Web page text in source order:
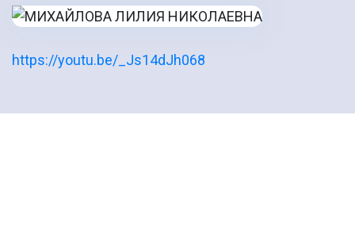
https://youtu.be/_Js14dJh068